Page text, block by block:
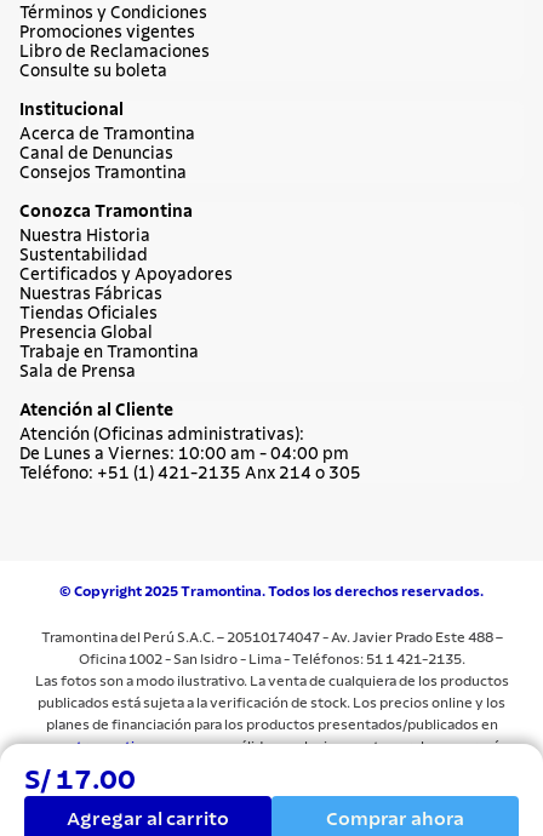
S/ 17.00
Agregar al carrito Comprar ahora
Términos y Condiciones
Promociones vigentes
Libro de Reclamaciones
Consulte su boleta
Institucional
Acerca de Tramontina
Canal de Denuncias
Consejos Tramontina
Conozca Tramontina
Nuestra Historia
Sustentabilidad
Certificados y Apoyadores
Nuestras Fábricas
Tiendas Oficiales
Presencia Global
Trabaje en Tramontina
Sala de Prensa
Atención al Cliente
Atención (Oficinas administrativas):
De Lunes a Viernes: 10:00 am - 04:00 pm
Teléfono: +51 (1) 421-2135 Anx 214 o 305
© Copyright 2025 Tramontina. Todos los derechos reservados.
Tramontina del Perú S.A.C. – 20510174047 - Av. Javier Prado Este 488 –
Oficina 1002 - San Isidro - Lima - Teléfonos: 51 1 421-2135.
Las fotos son a modo ilustrativo. La venta de cualquiera de los productos
publicados está sujeta a la verificación de stock. Los precios online y los
planes de financiación para los productos presentados/publicados en
www.tramontina.com.peson válidos exclusivamente para la compra vía
internet en las páginas antes mencionadas. Las especificaciones técnicas y
descripciones están sujetas a cambios sin previo aviso.Todos los precios y
términos comerciales están sujetos a cambios sin previo aviso. Las